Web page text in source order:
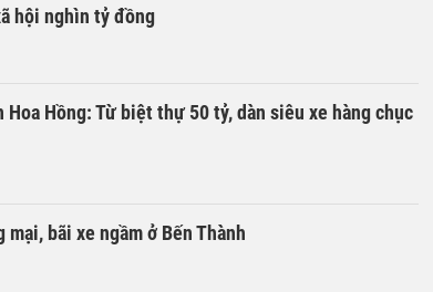
hội nghìn tỷ đồng
Hồng: Từ biệt thự 50 tỷ, dàn siêu xe hàng chục
bãi xe ngầm ở Bến Thành